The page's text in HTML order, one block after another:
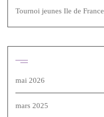
Tournoi jeunes Ile de France
mai 2026
mars 2025